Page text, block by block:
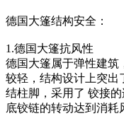
德国大篷结构安全：
1.德国大篷抗风性
德国大篷属于弹性建筑
较轻，结构设计上突出
结柱脚，采用了 铰接
底铰链的转动达到消